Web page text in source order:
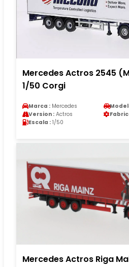
Mercedes Actros 2545
1/50 Corgi
Marca : Mercedes
Version : Actros
Escala : 1/50
Mercedes Actros Riga